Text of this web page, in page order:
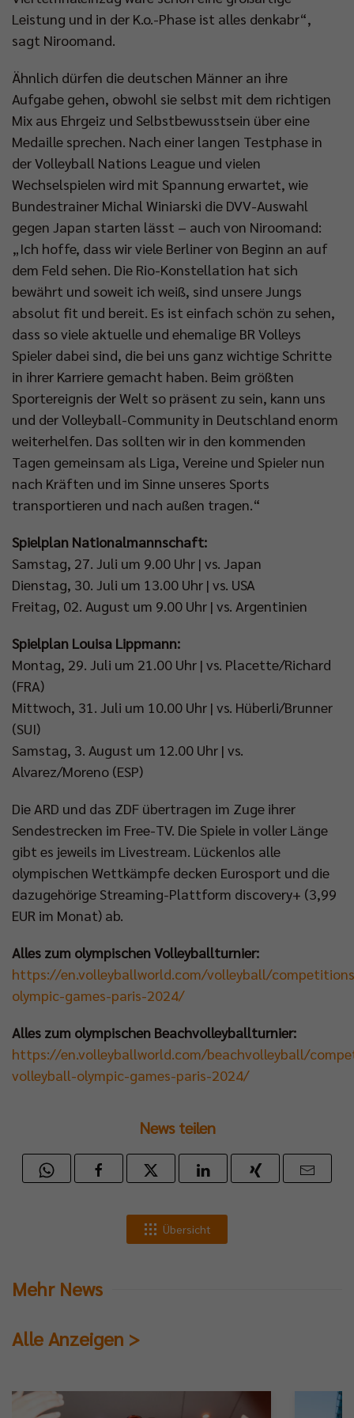
Leistung und in der K.o.-Phase ist alles denkabr“,
sagt Niroomand.
Ähnlich dürfen die deutschen Männer an ihre
Aufgabe gehen, obwohl sie selbst mit dem richtigen
Mix aus Ehrgeiz und Selbstbewusstsein über eine
Medaille sprechen. Nach einer langen Testphase in
der Volleyball Nations League und vielen
Wechselspielen wird mit Spannung erwartet, wie
Bundestrainer Michal Winiarski die DVV-Auswahl
gegen Japan starten lässt – auch von Niroomand:
„Ich hoffe, dass wir viele Berliner von Beginn an auf
dem Feld sehen. Die Rio-Konstellation hat sich
bewährt und soweit ich weiß, sind unsere Jungs
absolut fit und bereit. Es ist einfach schön zu sehen,
dass so viele aktuelle und ehemalige BR Volleys
Spieler dabei sind, die bei uns ganz wichtige Schritte
in ihrer Karriere gemacht haben. Beim größten
Sportereignis der Welt so präsent zu sein, kann uns
und der Volleyball-Community in Deutschland enorm
weiterhelfen. Das sollten wir in den kommenden
Tagen gemeinsam als Liga, Vereine und Spieler nun
nach Kräften und im Sinne unseres Sports
transportieren und nach außen tragen.“
Spielplan Nationalmannschaft:
Samstag, 27. Juli um 9.00 Uhr | vs. Japan
Dienstag, 30. Juli um 13.00 Uhr | vs. USA
Freitag, 02. August um 9.00 Uhr | vs. Argentinien
Spielplan Louisa Lippmann:
Montag, 29. Juli um 21.00 Uhr | vs. Placette/Richard
(FRA)
Mittwoch, 31. Juli um 10.00 Uhr | vs. Hüberli/Brunner
(SUI)
Samstag, 3. August um 12.00 Uhr | vs.
Alvarez/Moreno (ESP)
Die ARD und das ZDF übertragen im Zuge ihrer
Sendestrecken im Free-TV. Die Spiele in voller Länge
gibt es jeweils im Livestream. Lückenlos alle
olympischen Wettkämpfe decken Eurosport und die
dazugehörige Streaming-Plattform discovery+ (3,99
EUR im Monat) ab.
Alles zum olympischen Volleyballturnier:
https://en.volleyballworld.com/volleyball/
olympic-games-paris-2024/
Alles zum olympischen Beachvolleyballturnier:
https://en.volleyballworld.com/beachvolleyball/
volleyball-olympic-games-paris-2024/
News teilen
Übersicht
Mehr News
Alle Anzeigen >